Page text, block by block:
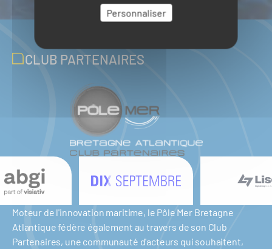
Personnaliser
CLUB PARTENAIRES
Moteur de l'innovation maritime, le Pôle Mer Bretagne
Atlantique fédère également au travers de son Club
Partenaires, une communauté d'acteurs qui souhaitent,